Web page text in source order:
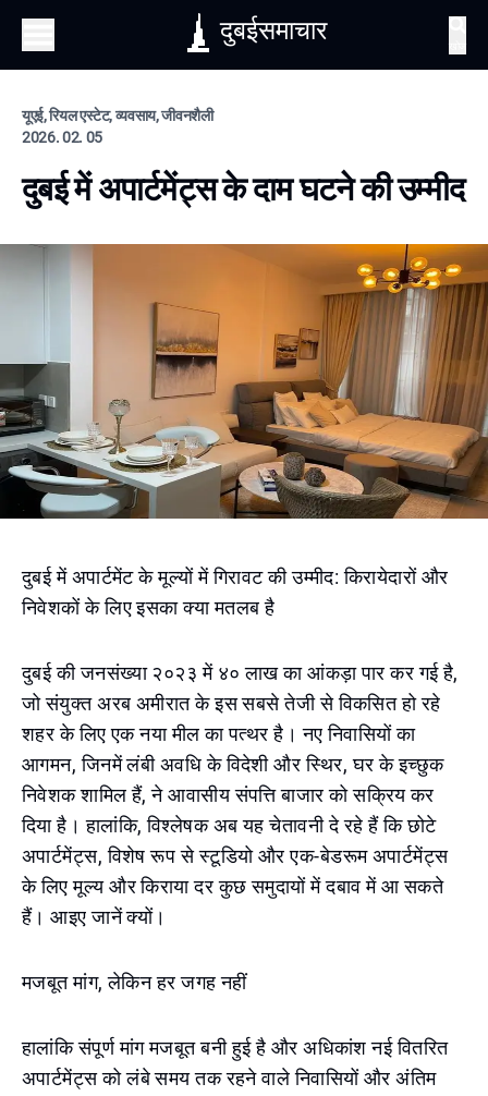
दुबईसमाचार
यूएई, रियल एस्टेट, व्यवसाय, जीवनशैली
2026. 02. 05
दुबई में अपार्टमेंट्स के दाम घटने की उम्मीद
दुबई में अपार्टमेंट के मूल्यों में गिरावट की उम्मीद: किरायेदारों और
निवेशकों के लिए इसका क्या मतलब है
दुबई की जनसंख्या २०२३ में ४० लाख का आंकड़ा पार कर गई है,
जो संयुक्त अरब अमीरात के इस सबसे तेजी से विकसित हो रहे
शहर के लिए एक नया मील का पत्थर है। नए निवासियों का
आगमन, जिनमें लंबी अवधि के विदेशी और स्थिर, घर के इच्छुक
निवेशक शामिल हैं, ने आवासीय संपत्ति बाजार को सक्रिय कर
दिया है। हालांकि, विश्लेषक अब यह चेतावनी दे रहे हैं कि छोटे
अपार्टमेंट्स, विशेष रूप से स्टूडियो और एक-बेडरूम अपार्टमेंट्स
के लिए मूल्य और किराया दर कुछ समुदायों में दबाव में आ सकते
हैं। आइए जानें क्यों।
मजबूत मांग, लेकिन हर जगह नहीं
हालांकि संपूर्ण मांग मजबूत बनी हुई है और अधिकांश नई वितरित
अपार्टमेंट्स को लंबे समय तक रहने वाले निवासियों और अंतिम